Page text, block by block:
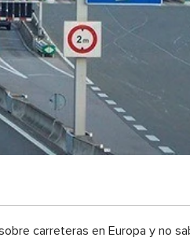
carreteras en Europa y no